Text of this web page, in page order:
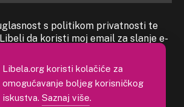
s politikom privatnosti te
da koristi moj email za slanje e-
Libela.org koristi kolačiće za
omogućavanje boljeg korisničkog
iskustva. Saznaj više.